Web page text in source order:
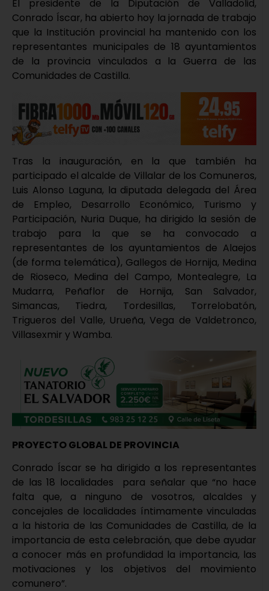
El presidente de la Diputación de Valladolid,
Conrado Íscar, ha abierto hoy la jornada de trabajo
que la Institución provincial ha mantenido con los
representantes municipales de 18 ayuntamientos
de la provincia vinculados a la Guerra de las
Comunidades de Castilla.
Tras la inauguración, en la que también ha
participado el alcalde de Villalar de los Comuneros,
Luis Alonso Laguna, la diputada delegada del Área
de Empleo, Desarrollo Económico, Turismo y
Participación, Nuria Duque, ha dirigido la sesión de
trabajo para la que se ha convocado a
representantes de los ayuntamientos de Alaejos
(de forma telemática), Gallegos de Hornija, Medina
de Rioseco, Medina del Campo, Montealegre, La
Mudarra, Peñaflor de Hornija, San Salvador,
Simancas, Tiedra, Tordesillas, Torrelobatón,
Trigueros del Valle, Urueña, Vega de Valdetronco,
Villasexmir y Wamba.
PROYECTO GLOBAL DE PROVINCIA
Conrado Íscar se ha dirigido a los representantes
de las 18 localidades para señalar que “no hace
falta que, a ninguno de vosotros, alcaldes y
concejales de localidades íntimamente vinculadas
a la historia de las Comunidades de Castilla, de la
importancia de esta celebración, que debe ayudar
a conocer más en profundidad la importancia, las
motivaciones y los objetivos del movimiento
comunero”.